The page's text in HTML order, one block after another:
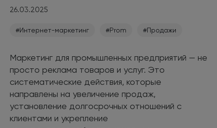
26.03.2025
#Интернет-маркетинг #Prom #Продажи
Маркетинг для промышленных предприятий — не
просто реклама товаров и услуг. Это
систематические действия, которые
направлены на увеличение продаж,
установление долгосрочных отношений с
клиентами и укрепление